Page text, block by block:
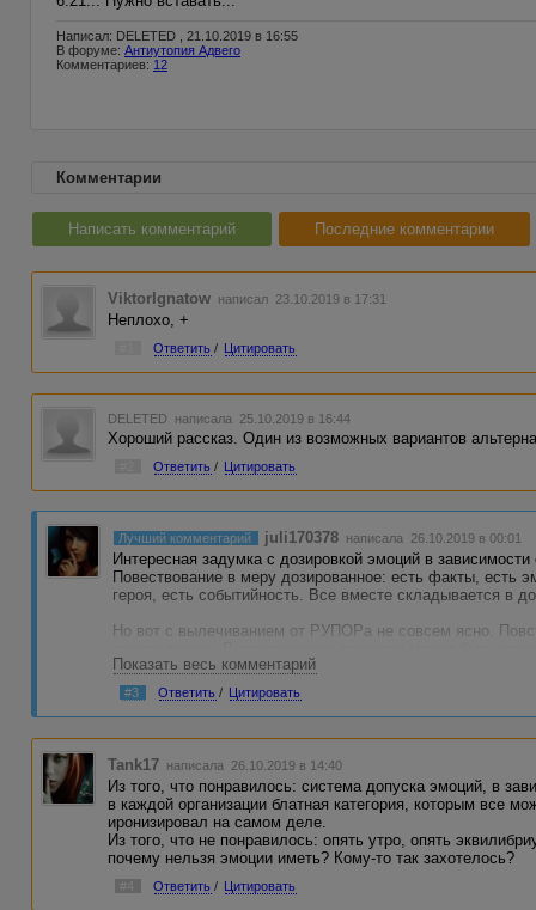
Написал: DELETED , 21.10.2019 в 16:55
В форуме: Антиутопия Адвего
Комментариев: 12
Комментарии
Написать комментарий Последние комментарии
ViktorIgnatow написал 23.10.2019 в 17:31
Неплохо, +
Ответить / Цитировать
DELETED написала 25.10.2019 в 16:44
Хороший рассказ. Один из возможных вариантов
Ответить / Цитировать
Лучший комментарий juli170378 написала 26.10.2019 в 00:01
Интересная задумка с дозировкой эмоций в
Повествование в меру дозированное: есть факты, есть
героя, есть событийность. Все вместе складывается в
Но вот с вылечиванием от РУПОРа не совсем ясно.
прослеживатьс от начала до конца. А тут вышло так:
причинам, и к чему это приведет, тоже неясно. Шли-шли
вершины, передумали и пошли обратно.
В общем, читать было интересно, но много вопросов.
Показать весь комментарий
#3 Ответить / Цитировать
Tank17 написала 26.10.2019 в 14:40
Из того, что понравилось: система допуска эмоций, в
в каждой организации блатная категория, которым все
иронизировал на самом деле.
Из того, что не понравилось: опять утро, опять
почему нельзя эмоции иметь? Кому-то так захотелось?
#4 Ответить / Цитировать